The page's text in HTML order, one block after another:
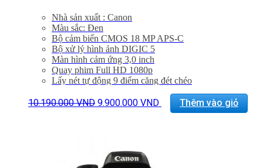
Nhà sản xuất : Canon
Màu sắc: Đen
Bộ cảm biến CMOS 18 MP APS-C
Bộ xử lý hình ảnh DIGIC 5
Màn hình cảm ứng 3,0 inch
Quay phim Full HD 1080p
Lấy nét tự động 9 điểm căng đét chéo
Chụp liên tục 5 khung hình / giây
10.190.000VND Giá
gốc
9.900.000 VND Giá
hiện
Thêm vào giỏ